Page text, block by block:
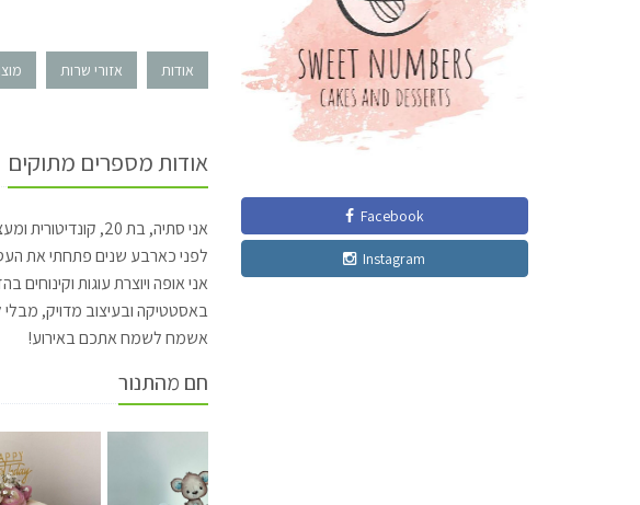
Facebook
Instagram
אודות אזורי שרות
אודות מספרים מתוקים
אני סתיה, בת 20, קונדיטורית ומעצבת עוגות.
לפני כארבע שנים פתחתי את
אני אופה ויוצרת עוגות
באסטטיקה ובעיצוב מדויק,
אשמח לשמח אתכם באירוע!
חם מהתנור